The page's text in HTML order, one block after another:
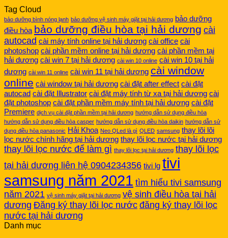
Tag Cloud
bảo dưỡng bình nóng lạnh bảo dưỡng vệ sinh máy giặt tại hải dương bảo dưỡng
điều hòa bảo dưỡng điều hòa tại hải dương cài
autocad cài máy tính online tại hải dương cài office cài
photoshop cài phần mềm online tại hải dương cài phần mềm tại
hải dương cài win 7 tại hải dương cài win 10 online cài win 10 tại hải
dương cài win 11 online cài win 11 tại hải dương cài window
online cài window tại hải dương cài đặt after effect cài đặt
autocad cài đặt Illustrator cài đặt máy tính từ xa tại hải dương cài
đặt photoshop cài đặt phần mềm máy tính tại hải dương cài đặt
Premiere dịch vụ cài đặt phần mềm tại hải dương hướng dẫn sử dụng điều hòa
hướng dẫn sử dụng điều hòa casper hướng dẫn sử dụng điều hòa daikin hướng dẫn sử
dụng điều hòa panasonic Hải Khoa Neo QLed là gì QLED samsung thay lõi lõi
lọc nước chính hãng tại hải dương thay lõi lọc nước tại hải dương
thay lõi lọc nước để làm gì thay lõi lọc tại hải dương thay lõi lọc
tại hải dương liên hệ 0904234356 tivi lg tivi
samsung năm 2021 tìm hiểu tivi samsung
năm 2021 vệ sinh máy giặt tại hải dương vệ sinh điều hòa tại hải
dương Đăng ký thay lõi lọc nước đăng ký thay lõi lọc
nước tại hải dương
Danh mục